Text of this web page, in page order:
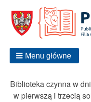
Menu główne
Biblioteka czynna w
w pierwszą i trzecią